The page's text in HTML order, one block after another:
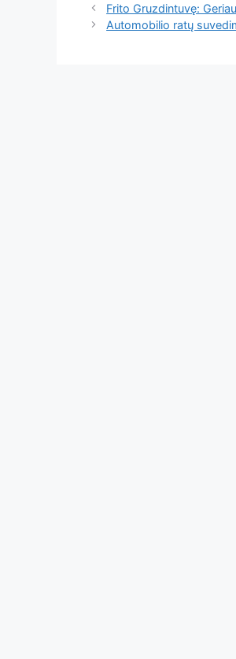
Frito Gruzdintuvę:
Automobilio ratų